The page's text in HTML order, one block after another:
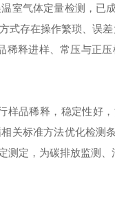
室气体定量检测，已
式存在操作繁琐、误
释进样、常压与正
样品稀释，稳定性好
关标准方法优化检测
定，为碳排放监测、